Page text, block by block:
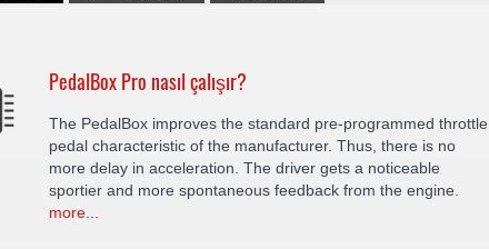
PedalBox Pro nasıl çalışır?
The PedalBox improves the standard pre-programmed throttle
pedal characteristic of the manufacturer. Thus, there is no
more delay in acceleration. The driver gets a noticeable
sportier and more spontaneous feedback from the engine.
more...